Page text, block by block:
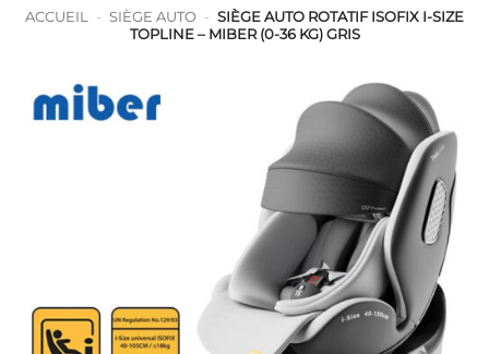
ACCUEIL - SIÈGE AUTO - SIÈGE AUTO ROTATIF ISOFIX I-SIZE
TOPLINE – MIBER (0-36 KG) GRIS